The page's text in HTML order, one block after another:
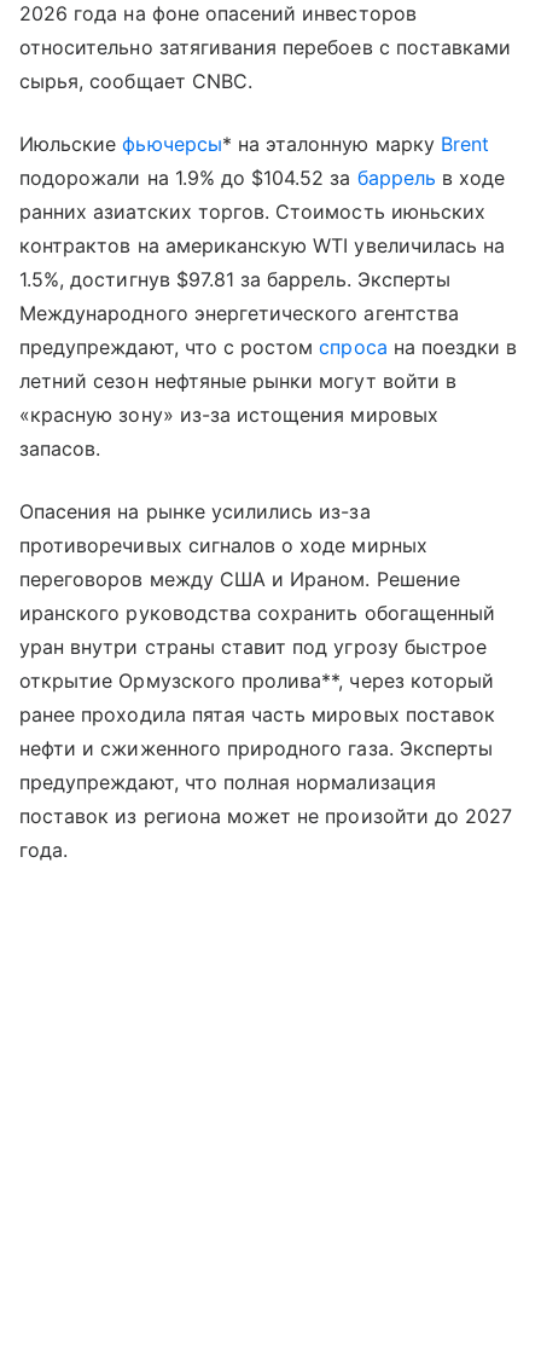
2026 года на фоне опасений инвесторов
относительно затягивания перебоев с поставками
сырья, сообщает CNBC.
Июльскиефьючерсы* на эталонную марку Brent
подорожали на 1.9% до $104.52 за баррель в ходе
ранних азиатских торгов. Стоимость июньских
контрактов на американскую WTI увеличилась на
1.5%, достигнув $97.81 за баррель. Эксперты
Международного энергетического агентства
предупреждают, что с ростомспроса на поездки в
летний сезон нефтяные рынки могут войти в
«красную зону» из-за истощения мировых
запасов.
Опасения на рынке усилились из-за
противоречивых сигналов о ходе мирных
переговоров между США и Ираном. Решение
иранского руководства сохранить обогащенный
уран внутри страны ставит под угрозу быстрое
открытие Ормузского пролива**, через который
ранее проходила пятая часть мировых поставок
нефти и сжиженного природного газа. Эксперты
предупреждают, что полная нормализация
поставок из региона может не произойти до 2027
года.